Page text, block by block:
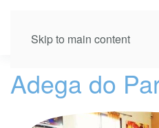
Skip to main content
Adega do